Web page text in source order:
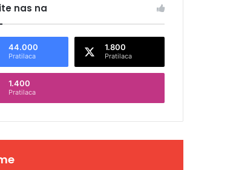
nas na
44.000
Pratilaca
1.800
Pratilaca
1.400
Pratilaca